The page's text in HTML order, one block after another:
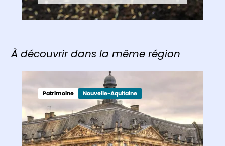
À découvrir dans la même région
Patrimoine Nouvelle-Aquitaine